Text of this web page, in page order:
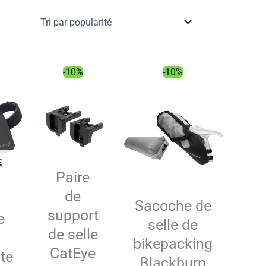
-10%
Paire
de
support
de selle
CatEye
-10%
Sacoche de
selle de
bikepacking